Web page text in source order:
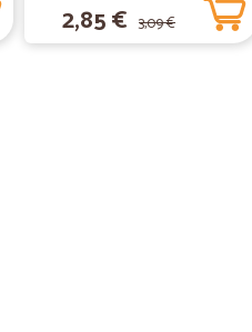
2,85 € 3,09 €